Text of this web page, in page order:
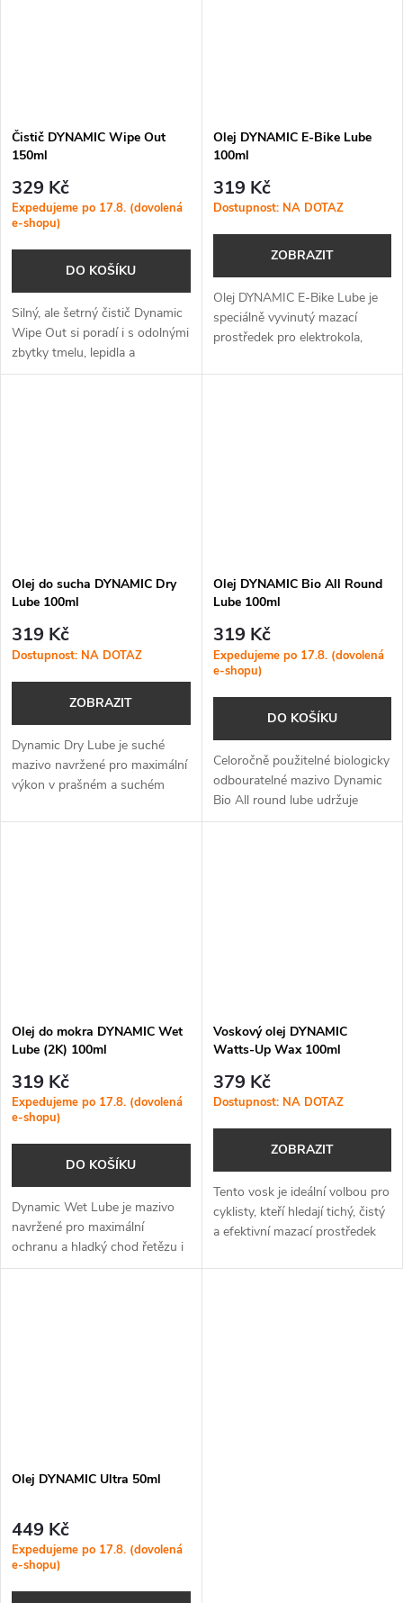
Čistič DYNAMIC Wipe Out
150ml
329 Kč
Expedujeme po 17.8. (dovolená
e-shopu)
DO KOŠÍKU
Silný, ale šetrný čistič Dynamic
Wipe Out si poradí i s odolnými
zbytky tmelu, lepidla a
mastnoty, a zároveň je plně
Olej DYNAMIC E-Bike Lube
100ml
319 Kč
Dostupnost: NA DOTAZ
ZOBRAZIT
Olej DYNAMIC E-Bike Lube je
speciálně vyvinutý mazací
prostředek pro elektrokola,
chod řetězu i při vysokém
Olej do sucha DYNAMIC Dry
Lube 100ml
319 Kč
Dostupnost: NA DOTAZ
ZOBRAZIT
Dynamic Dry Lube je suché
mazivo navržené pro maximální
výkon v prašném a suchém
chrání proti korozi a udržuje
Olej DYNAMIC Bio All Round
Lube 100ml
319 Kč
Expedujeme po 17.8. (dovolená
e-shopu)
DO KOŠÍKU
Celoročně použitelné biologicky
odbouratelné mazivo Dynamic
Bio All round lube udržuje
pohon kola v tichém a plynulém
Olej do mokra DYNAMIC Wet
Lube (2K) 100ml
319 Kč
Expedujeme po 17.8. (dovolená
e-shopu)
DO KOŠÍKU
Dynamic Wet Lube je mazivo
navržené pro maximální
ochranu a hladký chod řetězu i
v extrémně mokrých a blátivých
Voskový olej DYNAMIC
Watts-Up Wax 100ml
379 Kč
Dostupnost: NA DOTAZ
ZOBRAZIT
Tento vosk je ideální volbou pro
cyklisty, kteří hledají tichý, čistý
a efektivní mazací prostředek
zajišťuje plynulý chod řetězu
Olej DYNAMIC Ultra 50ml
449 Kč
Expedujeme po 17.8. (dovolená
e-shopu)